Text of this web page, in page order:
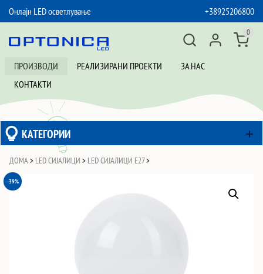
Онлајн LED осветлување
+38925206800
ПРОИЗВОДИ РЕАЛИЗИРАНИ ПРОЕКТИ
ЗА НАС
КОНТАКТИ
0
КАТЕГОРИИ
ДОМА > LED СИЈАЛИЦИ > LED СИЈАЛИЦИ Е27>
-39%